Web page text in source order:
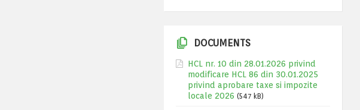
DOCUMENTS
HCL nr. 10 din 28.01.2026 privind
modificare HCL 86 din 30.01.2025
privind aprobare taxe si impozite
locale 2026 (547 kB)